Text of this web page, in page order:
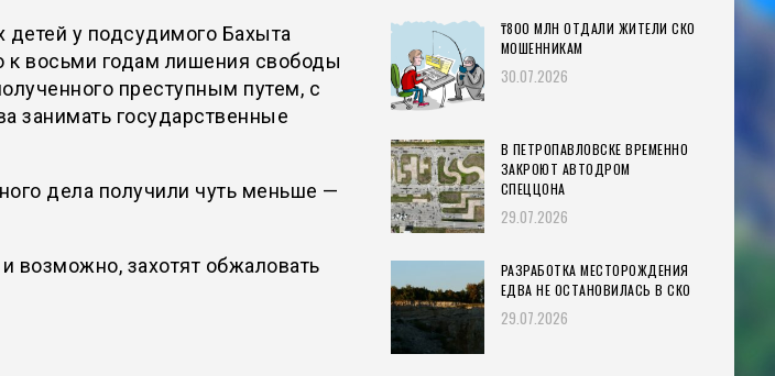
детей у подсудимого Бахыта
к восьми годам лишения свободы
преступным путем, с
занимать государственные
дела получили чуть меньше —
возможно, захотят обжаловать
₸800 МЛН ОТДАЛИ ЖИТЕЛИ СКО
МОШЕННИКАМ
30.07.2026
В ПЕТРОПАВЛОВСКЕ ВРЕМЕННО
ЗАКРОЮТ АВТОДРОМ
СПЕЦЦОНА
29.07.2026
РАЗРАБОТКА МЕСТОРОЖДЕНИЯ
ЕДВА НЕ ОСТАНОВИЛАСЬ В СКО
29.07.2026